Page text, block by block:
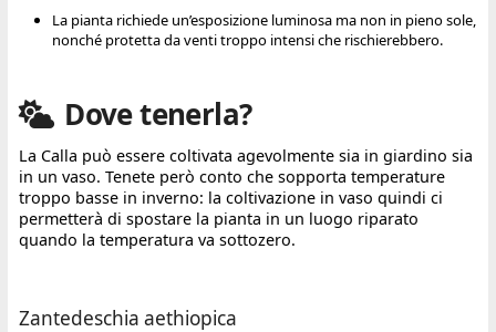
La pianta richiede un’esposizione luminosa ma non in pieno sole,
nonché protetta da venti troppo intensi che rischierebbero.
Dove tenerla?
La Calla può essere coltivata agevolmente sia in giardino sia
in un vaso. Tenete però conto che sopporta temperature
troppo basse in inverno: la coltivazione in vaso quindi ci
permetterà di spostare la pianta in un luogo riparato
quando la temperatura va sottozero.
Zantedeschia aethiopica